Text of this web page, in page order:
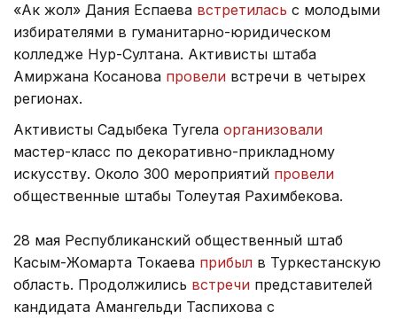
«Ак жол» Дания Еспаева встретилась с молодыми
избирателями в гуманитарно-юридическом
колледже Нур-Султана. Активисты штаба
Амиржана Косанова провели встречи в четырех
регионах.
Активисты Садыбека Тугела организовали
мастер-класс по декоративно-прикладному
искусству. Около 300 мероприятий провели
общественные штабы Толеутая Рахимбекова.
28 мая Республиканский общественный штаб
Касым-Жомарта Токаева прибыл в Туркестанскую
область. Продолжились встречи представителей
кандидата Амангельди Таспихова с